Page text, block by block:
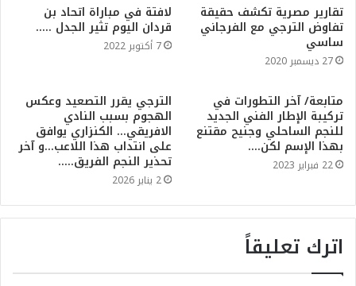
تقارير مصرية تكشف حقيقة
تفاوض الترجي مع الفرجاني
ساسي
27 ديسمبر 2020
لافتة في مباراة اتحاد بن
قردان اليوم تثير الجدل …..
7 أكتوبر 2022
متابعة/ آخر التطورات في
تركيبة الإطار الفني الجديد
للنجم الساحلي وجنيح مقتنع
بهذا الإسم لكن….
22 فبراير 2023
الترجي يقرر التصعيد وعكس
الهجوم بسبب النادي
الافريقي… الكنزاري يوافق
على انتداب هذا اللاعب…و آخر
تحذير النجم الفريق…..
2 يناير 2026
اترك تعليقاً